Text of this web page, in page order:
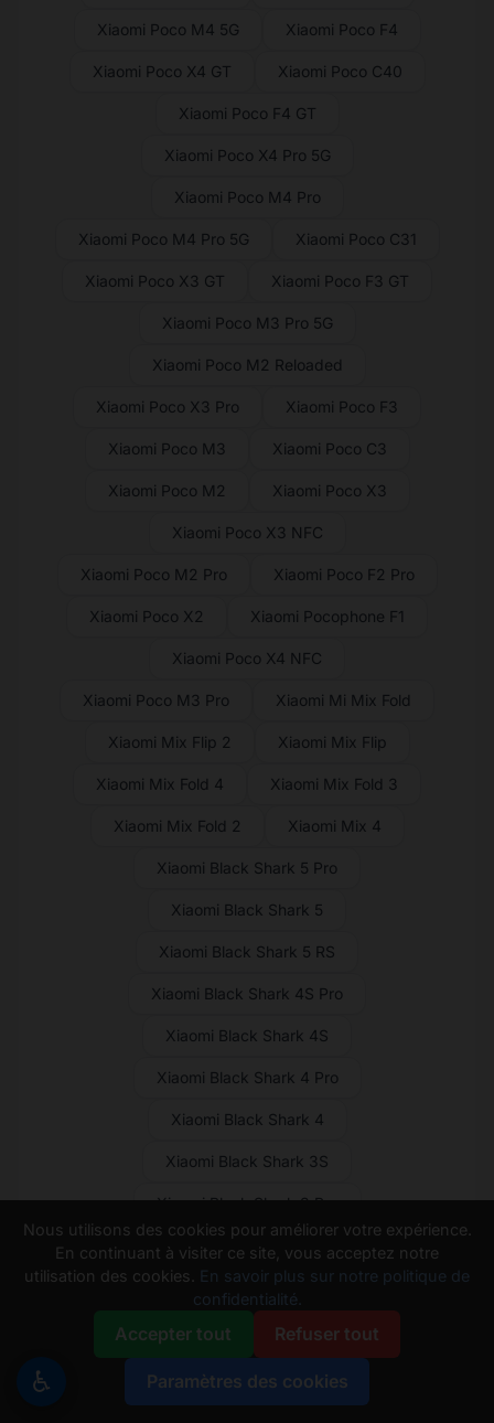
Xiaomi Poco M4 5G Xiaomi Poco F4
Xiaomi Poco X4 GT Xiaomi Poco C40
Xiaomi Poco F4 GT
Xiaomi Poco X4 Pro 5G
Xiaomi Poco M4 Pro
Xiaomi Poco M4 Pro 5G Xiaomi Poco C31
Xiaomi Poco X3 GT Xiaomi Poco F3 GT
Xiaomi Poco M3 Pro 5G
Xiaomi Poco M2 Reloaded
Xiaomi Poco X3 Pro Xiaomi Poco F3
Xiaomi Poco M3 Xiaomi Poco C3
Xiaomi Poco M2 Xiaomi Poco X3
Xiaomi Poco X3 NFC
Xiaomi Poco M2 Pro Xiaomi Poco F2 Pro
Xiaomi Poco X2 Xiaomi Pocophone F1
Xiaomi Poco X4 NFC
Xiaomi Poco M3 Pro Xiaomi Mi Mix Fold
Xiaomi Mix Flip 2 Xiaomi Mix Flip
Xiaomi Mix Fold 4 Xiaomi Mix Fold 3
Xiaomi Mix Fold 2 Xiaomi Mix 4
Xiaomi Black Shark 5 Pro
Xiaomi Black Shark 5
Xiaomi Black Shark 5 RS
Xiaomi Black Shark 4S Pro
Xiaomi Black Shark 4S
Xiaomi Black Shark 4 Pro
Xiaomi Black Shark 4
Xiaomi Black Shark 3S
Xiaomi Black Shark 3 Pro
Xiaomi Black Shark 3
Xiaomi Black Shark 2 Pro
Xiaomi Black Shark 2
Xiaomi Black Shark Helo
♿
Nous utilisons des cookies pour améliorer votre expérience.
En continuant à visiter ce site, vous acceptez notre
utilisation des cookies.
En savoir plus sur notre politique de
confidentialité.
Accepter tout Refuser tout
Paramètres des cookies